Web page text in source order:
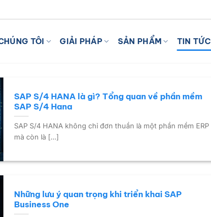
TÔI GIẢI PHÁP SẢN PHẨM TIN TỨC
SAP S/4 HANA là gì? Tổng quan về phần mềm
SAP S/4 Hana
SAP S/4 HANA không chỉ đơn thuần là một phần mềm ERP
mà còn là [...]
Những lưu ý quan trọng khi triển khai SAP
Business One